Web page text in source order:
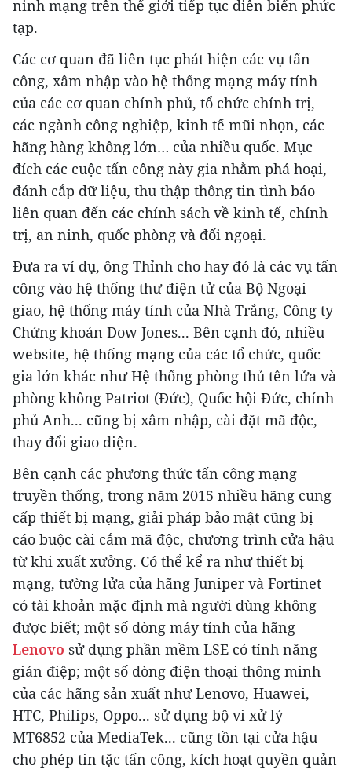
ninh mạng trên thế giới tiếp tục diễn biến phức
tạp.
Các cơ quan đã liên tục phát hiện các vụ tấn
công, xâm nhập vào hệ thống mạng máy tính
của các cơ quan chính phủ, tổ chức chính trị,
các ngành công nghiệp, kinh tế mũi nhọn, các
hãng hàng không lớn… của nhiều quốc. Mục
đích các cuộc tấn công này gia nhằm phá hoại,
đánh cắp dữ liệu, thu thập thông tin tình báo
liên quan đến các chính sách về kinh tế, chính
trị, an ninh, quốc phòng và đối ngoại.
Đưa ra ví dụ, ông Thỉnh cho hay đó là các vụ tấn
công vào hệ thống thư điện tử của Bộ Ngoại
giao, hệ thống máy tính của Nhà Trắng, Công ty
Chứng khoán Dow Jones... Bên cạnh đó, nhiều
website, hệ thống mạng của các tổ chức, quốc
gia lớn khác như Hệ thống phòng thủ tên lửa và
phòng không Patriot (Đức), Quốc hội Đức, chính
phủ Anh... cũng bị xâm nhập, cài đặt mã độc,
thay đổi giao diện.
Bên cạnh các phương thức tấn công mạng
truyền thống, trong năm 2015 nhiều hãng cung
cấp thiết bị mạng, giải pháp bảo mật cũng bị
cáo buộc cài cắm mã độc, chương trình cửa hậu
từ khi xuất xưởng. Có thể kể ra như thiết bị
mạng, tường lửa của hãng Juniper và Fortinet
có tài khoản mặc định mà người dùng không
được biết; một số dòng máy tính của hãng
Lenovo sử dụng phần mềm LSE có tính năng
gián điệp; một số dòng điện thoại thông minh
của các hãng sản xuất như Lenovo, Huawei,
HTC, Philips, Oppo... sử dụng bộ vi xử lý
MT6852 của MediaTek... cũng tồn tại cửa hậu
cho phép tin tặc tấn công, kích hoạt quyền quản